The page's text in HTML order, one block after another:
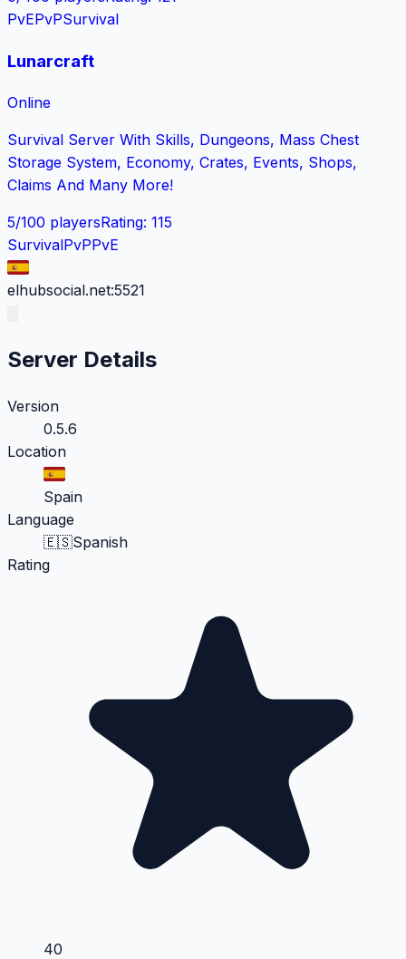
PvEPvPSurvival
Lunarcraft
Online
Survival Server With Skills, Dungeons, Mass Chest
Storage System, Economy, Crates, Events, Shops,
Claims And Many More!
5/100 playersRating: 115
SurvivalPvPPvE
elhubsocial.net:5521
Server Details
Version
0.5.6
Location
Spain
Language
🇪🇸Spanish
Rating
40